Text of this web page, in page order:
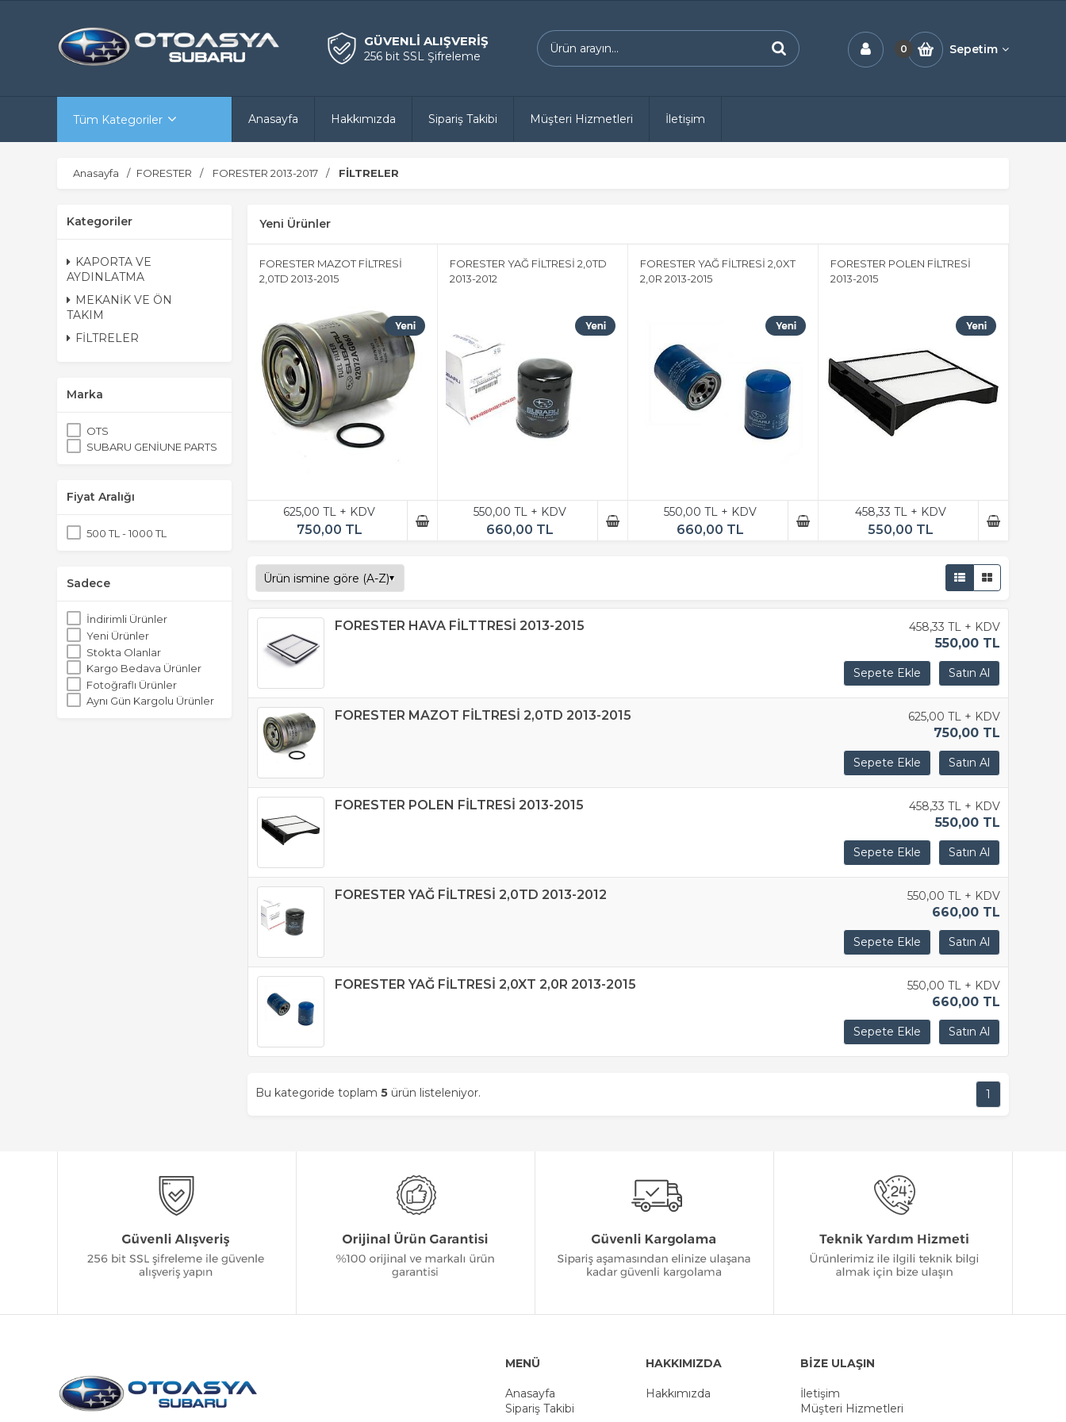
GÜVENLİ ALIŞVERİŞ
256 bit SSL Şifreleme
0 Sepetim
Tüm Kategoriler Anasayfa Hakkımızda Sipariş Takibi Müşteri Hizmetleri İletişim
Anasayfa FORESTER FORESTER 2013-2017 FİLTRELER
Kategoriler
KAPORTA VE
AYDINLATMA
MEKANİK VE ÖN
TAKIM
FİLTRELER
Marka
OTS
SUBARU GENİUNE PARTS
Fiyat Aralığı
500 TL - 1000 TL
Sadece
İndirimli Ürünler
Yeni Ürünler
Stokta Olanlar
Kargo Bedava Ürünler
Fotoğraflı Ürünler
Aynı Gün Kargolu Ürünler
Yeni Ürünler
FORESTER MAZOT FİLTRESİ
2,0TD 2013-2015
625,00 TL + KDV
750,00 TL
FORESTER YAĞ FİLTRESİ 2,0TD
2013-2012
550,00 TL + KDV
660,00 TL
FORESTER YAĞ FİLTRESİ 2,0XT
2,0R 2013-2015
550,00 TL + KDV
660,00 TL
FORESTER POLEN FİLTRESİ
2013-2015
458,33 TL + KDV
550,00 TL
FORESTER HAVA FİLTTRESİ 2013-2015 458,33 TL + KDV
550,00 TL
FORESTER MAZOT FİLTRESİ 2,0TD 2013-2015 625,00 TL + KDV
750,00 TL
FORESTER POLEN FİLTRESİ 2013-2015 458,33 TL + KDV
550,00 TL
FORESTER YAĞ FİLTRESİ 2,0TD 2013-2012 550,00 TL + KDV
660,00 TL
FORESTER YAĞ FİLTRESİ 2,0XT 2,0R 2013-2015 550,00 TL + KDV
660,00 TL
Bu kategoride toplam 5 ürün listeleniyor. 1
MENÜ
Anasayfa
Sipariş Takibi
HAKKIMIZDA
Hakkımızda
BİZE ULAŞIN
İletişim
Müşteri Hizmetleri